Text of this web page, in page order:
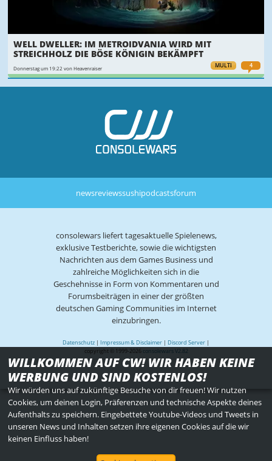
MULTI 4
WELL DWELLER: IM METROIDVANIA WIRD MIT
STREICHHOLZ DIE BÖSE KÖNIGIN BEKÄMPFT
Donnerstag um 19:22 von Heavenraiser
newsreviewssushipodcastsforum
consolewars liefert tagesaktuelle Spielenews,
exklusive Testberichte, sowie die wichtigsten
Nachrichten aus dem Games Business und
zahlreiche Möglichkeiten sich in die
Geschehnisse in Form von Kommentaren und
Forumsbeiträgen in einer der größten
deutschen Gaming Communities im Internet
einzubringen.
Datenschutz | Impressum & Disclaimer | Discord Server |
copyright © 1999-2026
consolewars V2.82
WILLKOMMEN AUF CW! WIR HABEN KEINE
WERBUNG UND SIND KOSTENLOS!
Wir würden uns auf zukünftige Besuche von dir freuen! Wir nutzen
Cookies, um deinen Login, Präferenzen und technische Aspekte deines
Aufenthalts zu speichern. Eingebettete Youtube-Videos und Tweets in
unseren News und Inhalten setzen ihre eigenen Cookies auf die wir
keinen Einfluss haben!